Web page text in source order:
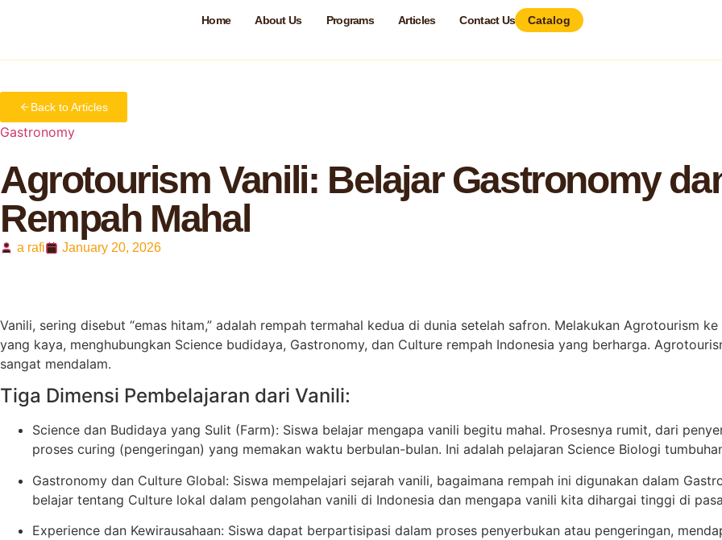
Home About Us Programs Articles Contact Us Catalog
Agrotourism Vanili: Belajar Gastronomy dan Farm Komoditas Rempah Mahal
Back to Articles
Gastronomy
Agrotourism Vanili: Belajar Gastronomy
Rempah Mahal
a rafi January 20, 2026
Vanili, sering disebut “emas hitam,” adalah rempah termahal kedua di dunia setelah safron. Melakukan Agrotourism
yang kaya, menghubungkan Science budidaya, Gastronomy, dan Culture rempah Indonesia yang berharga.
sangat mendalam.
Tiga Dimensi Pembelajaran dari Vanili:
Science dan Budidaya yang Sulit (Farm): Siswa belajar mengapa vanili begitu mahal. Prosesnya rumit, dari
proses curing (pengeringan) yang memakan waktu berbulan-bulan. Ini adalah pelajaran Science Biologi
Gastronomy dan Culture Global: Siswa mempelajari sejarah vanili, bagaimana rempah ini digunakan dalam
belajar tentang Culture lokal dalam pengolahan vanili di Indonesia dan mengapa vanili kita dihargai tinggi di
Experience dan Kewirausahaan: Siswa dapat berpartisipasi dalam proses penyerbukan atau pengeringan,